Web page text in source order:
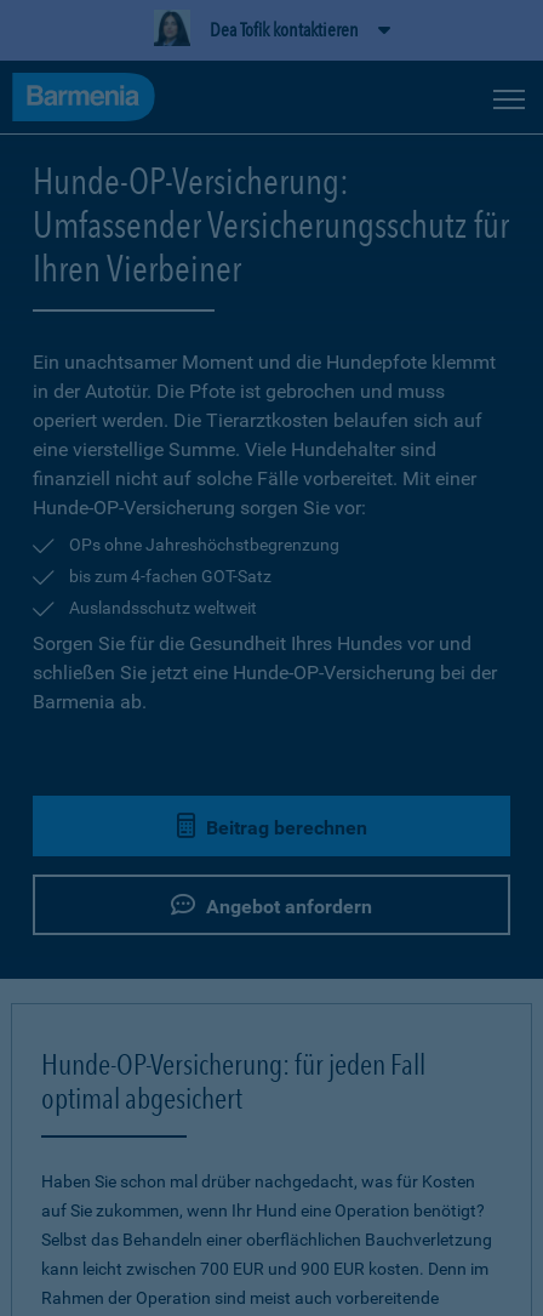
Dea Tofik kontaktieren
Hunde-OP-Versicherung:
Umfassender Versicherungsschutz für
Ihren Vierbeiner
Ein unachtsamer Moment und die Hundepfote klemmt
in der Autotür. Die Pfote ist gebrochen und muss
operiert werden. Die Tierarztkosten belaufen sich auf
eine vierstellige Summe. Viele Hundehalter sind
finanziell nicht auf solche Fälle vorbereitet. Mit einer
Hunde-OP-Versicherung sorgen Sie vor:
OPs ohne Jahreshöchstbegrenzung
bis zum 4-fachen GOT-Satz
Auslandsschutz weltweit
Sorgen Sie für die Gesundheit Ihres Hundes vor und
schließen Sie jetzt eine Hunde-OP-Versicherung bei der
Barmenia ab.
Beitrag berechnen
Angebot anfordern
Hunde-OP-Versicherung: für jeden Fall
optimal abgesichert
Haben Sie schon mal drüber nachgedacht, was für Kosten
auf Sie zukommen, wenn Ihr Hund eine Operation benötigt?
Selbst das Behandeln einer oberflächlichen Bauchverletzung
kann leicht zwischen 700 EUR und 900 EUR kosten. Denn im
Rahmen der Operation sind meist auch vorbereitende